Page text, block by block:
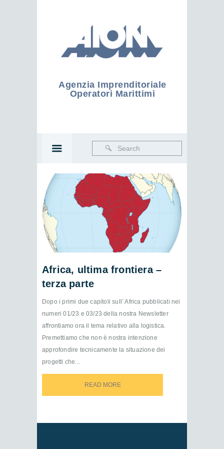
Agenzia Imprenditoriale
Operatori Marittimi
Africa, ultima frontiera –
terza parte
Dopo i primi due capitoli sull’ Africa pubblicati nei
numeri 01/23 e 03/23 della nostra Newsletter
affrontiamo ora il tema relativo alla logistica.
Premettiamo che non è nostra intenzione
approfondire tecnicamente la situazione dei
progetti che...
READ MORE